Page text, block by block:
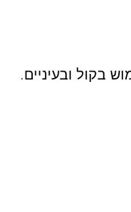
בקול ובעיניים.